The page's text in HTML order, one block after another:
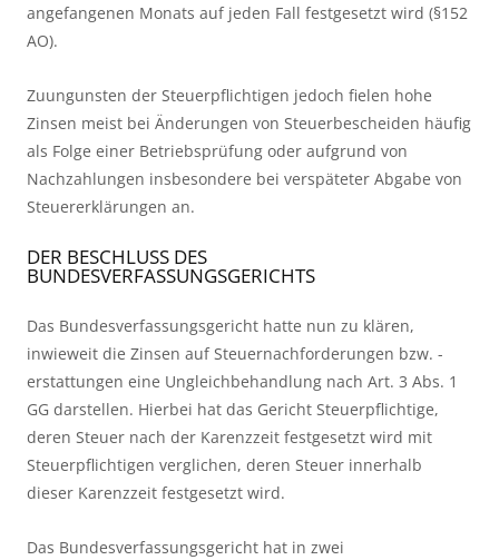
angefangenen Monats auf jeden Fall festgesetzt wird (§152
AO).
Zuungunsten der Steuerpflichtigen jedoch fielen hohe
Zinsen meist bei Änderungen von Steuerbescheiden häufig
als Folge einer Betriebsprüfung oder aufgrund von
Nachzahlungen insbesondere bei verspäteter Abgabe von
Steuererklärungen an.
DER BESCHLUSS DES
BUNDESVERFASSUNGSGERICHTS
Das Bundesverfassungsgericht hatte nun zu klären,
inwieweit die Zinsen auf Steuernachforderungen bzw. -
erstattungen eine Ungleichbehandlung nach Art. 3 Abs. 1
GG darstellen. Hierbei hat das Gericht Steuerpflichtige,
deren Steuer nach der Karenzzeit festgesetzt wird mit
Steuerpflichtigen verglichen, deren Steuer innerhalb
dieser Karenzzeit festgesetzt wird.
Das Bundesverfassungsgericht hat in zwei